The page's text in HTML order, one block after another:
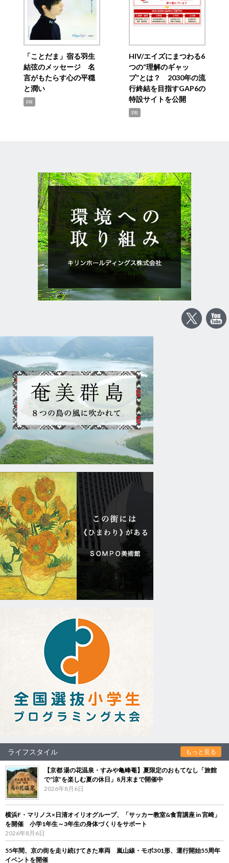
「ことだま」宿る羽生
結弦のメッセージ 名
言がもたらす心の平穏
と潤い
PR
HIV/エイズにまつわる6
つの“理解のギャッ
プ”とは？ 2030年の流
行終結を目指すGAP6の
特設サイトを公開
PR
ライフスタイル もっと見る
【京都 湯の花温泉・すみや亀峰菴】夏限定のおもてなし「旅館
で“涼”を楽しむ夏の休日」8月末まで開催中
2026年8月6日
横浜F・マリノス×日清オイリオグループ、「サッカー教室&食育講座 in 宮崎」
を開催 小学1年生～3年生の身体づくりをサポート
2026年8月6日
55年間、京の街を走り続けてきた車両 嵐山線・モボ301形、運行開始55周年
イベントを開催